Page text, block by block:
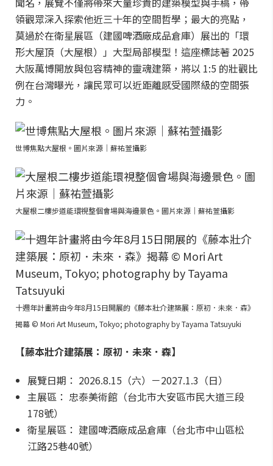
領觀眾深入探索他近三十年的空間哲學；最大的亮點，
莫過於在衛星展區（建國啤酒廠成品倉庫）展出的「環
形大屋頂（大屋根）」大型局部模型！這座標誌著 2025
大阪萬博開放與包容精神的靈魂建築，將以 1:5 的壯觀比
例在台灣曝光，讓民眾可以近距離感受國際級的空間張
力。
世博焦點大屋根。圖片來源｜蘇祐萱攝影
大屋根二樓步道能環視整個會場與海邊景色。圖片來源｜蘇祐萱攝影
十週年計畫將由今年8月15日開展的《藤本壯介建築展：原初．未來．森》
揭幕 © Mori Art Museum, Tokyo; photography by Tayama Tatsuyuki
【藤本壯介建築展：原初．未來．森】
展覽日期： 2026.8.15（六）－2027.1.3（日）
主展區： 忠泰美術館（台北市大安區市民大道三段
178號）
衛星展區： 建國啤酒廠成品倉庫（台北市中山區松
江路25巷40號）